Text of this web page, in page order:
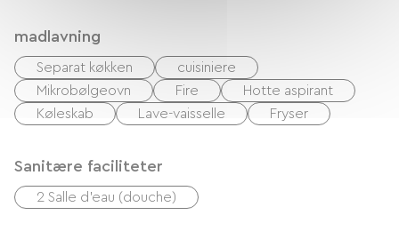
madlavning
Separat køkken
cuisiniere
Mikrobølgeovn
Fire
Hotte aspirant
Køleskab
Lave-vaisselle Fryser
Sanitære faciliteter
2 Salle d'eau (douche)